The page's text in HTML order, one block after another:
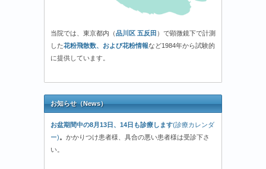
当院では、東京都内（品川区 五反田 ）で顕微鏡下で計測
した花粉飛散数、および花粉情報など1984年から試験的
に提供しています。
お知らせ（News）
お盆期間中の8月13日、14日も診療します(診療カレンダ
ー)。 かかりつけ患者様、具合の悪い患者様は受診下さ
い。